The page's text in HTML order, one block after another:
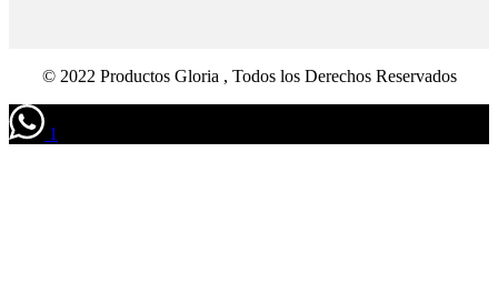
© 2022 Productos Gloria , Todos los Derechos Reservados
1